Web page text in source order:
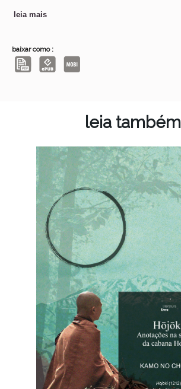
leia mais
baixar como :
leia também